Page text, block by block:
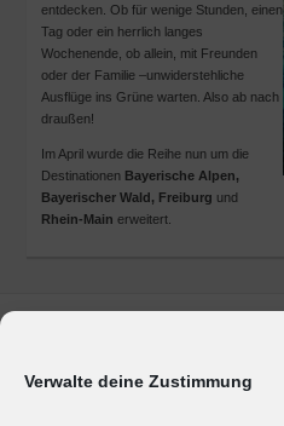
Verwalte deine Zustimmung
entdecken. Ob für wenige Stunden, einen
Tag oder ein herrlich langes
Wochenende, ob allein, mit Freunden
oder der Familie –unwiderstehliche
Ausflüge ins Grüne warten. Also ab nach
draußen!
Im April wurde die Reihe nun um die
Destinationen Bayerische Alpen,
Bayerischer Wald, Freiburg und
Rhein-Main erweitert.